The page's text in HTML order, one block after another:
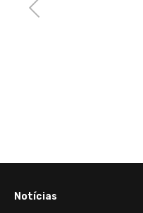
Previous
Notícias